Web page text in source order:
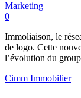
Marketing
0
Immoliaison, le
de logo. Cette
l’évolution du
Cimm Immobilier